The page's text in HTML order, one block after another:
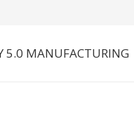
5.0 MANUFACTURING